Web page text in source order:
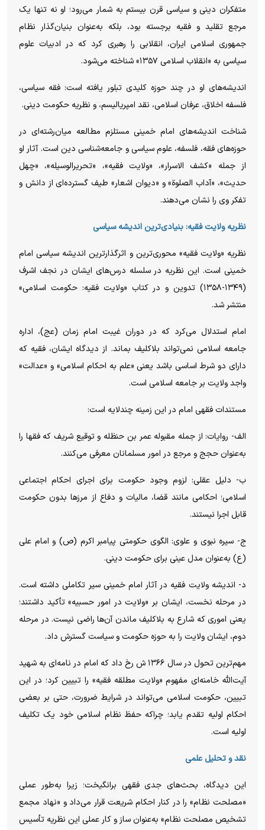
متفکران دینی و سیاسی قرن بیستم به شمار می‌رود؛ او نه تنها یک
مرجع تقلید و فقیه برجسته بود، بلکه به‌عنوان بنیان‌گذار نظام
جمهوری اسلامی ایران، انقلابی را رهبری کرد که در ادبیات علوم
سیاسی به «انقلاب اسلامی ۱۳۵۷» شناخته می‌شود.
اندیشه‌های او در چند حوزه کلیدی تبلور یافته است: فقه سیاسی،
فلسفه اخلاق، عرفان اسلامی، نقد امپریالیسم، و نظریه حکومت دینی.
شناخت اندیشه‌های امام خمینی مستلزم مطالعه میان‌رشته‌ای در
حوزه‌های فقه، فلسفه، علوم سیاسی و جامعه‌شناسی دین است. آثار او
از جمله «کشف الاسرار»، «ولایت فقیه»، «تحریرالوسیله»، «چهل
حدیث»، «آداب الصلوة» و «دیوان اشعار» طیف گسترده‌ای از دانش و
تفکر وی را نشان می‌دهند.
نظریه ولایت فقیه: بنیادی‌ترین اندیشه سیاسی
نظریه «ولایت فقیه» محوری‌ترین و اثرگذارترین اندیشه سیاسی امام
خمینی است. این نظریه در سلسله درس‌های ایشان در نجف اشرف
(۱۳۴۹-۱۳۵۸) تدوین و در کتاب «ولایت فقیه: حکومت اسلامی»
منتشر شد.
امام استدلال می‌کرد که در دوران غیبت امام زمان (عج)، اداره
جامعه اسلامی نمی‌تواند بلاکلیف بماند. از دیدگاه ایشان، فقیه که
دارای دو شرط اساسی باشد یعنی «علم به احکام اسلامی» و «عدالت»
واجد ولایت بر جامعه اسلامی است.
مستندات فقهی امام در این زمینه چندلایه است:
الف- روایات: از جمله مقبوله عمر بن حنظله و توقیع شریف که فقها را
به‌عنوان حجج و مرجع در امور مسلمانان معرفی می‌کنند.
ب- دلیل عقلی: لزوم وجود حکومت برای اجرای احکام اجتماعی
اسلامی؛ احکامی مانند قضا، مالیات و دفاع از مرزها بدون حکومت
قابل اجرا نیستند.
ج- سیره نبوی و علوی: الگوی حکومتی پیامبر اکرم (ص) و امام علی
(ع) به‌عنوان مدل عینی برای حکومت دینی.
د- اندیشه ولایت فقیه در آثار امام خمینی سیر تکاملی داشته است.
در مرحله نخست، ایشان بر «ولایت در امور حسبیه» تأکید داشتند؛
یعنی اموری که شارع به بلاکلیف ماندن آن‌ها راضی نیست. در مرحله
دوم، ایشان ولایت را به حوزه حکومت و سیاست گسترش داد.
مهم‌ترین تحول در سال ۱۳۶۶ ش رخ داد که امام در نامه‌ای به شهید
آیت‌الله خامنه‌ای مفهوم «ولایت مطلقه فقیه» را تبیین کرد؛ در این
تبیین، حکومت اسلامی می‌تواند در شرایط ضرورت، حتی بر بعضی
احکام اولیه تقدم یابد؛ چراکه حفظ نظام اسلامی خود یک تکلیف
اولیه است.
نقد و تحلیل علمی
این دیدگاه، بحث‌های جدی فقهی برانگیخت؛ زیرا به‌طور عملی
«مصلحت نظام» را در کنار احکام شریعت قرار می‌داد و «نهاد مجمع
تشخیص مصلحت نظام» به‌عنوان ساز و کار عملی این نظریه تأسیس